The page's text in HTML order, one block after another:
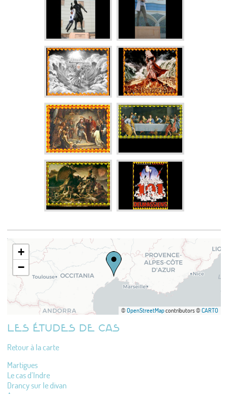
+
−
© OpenStreetMapcontributors © CARTO
LES ÉTUDES DE CAS
Retour à la carte
Martigues
Le cas d’Indre
Drancy sur le divan